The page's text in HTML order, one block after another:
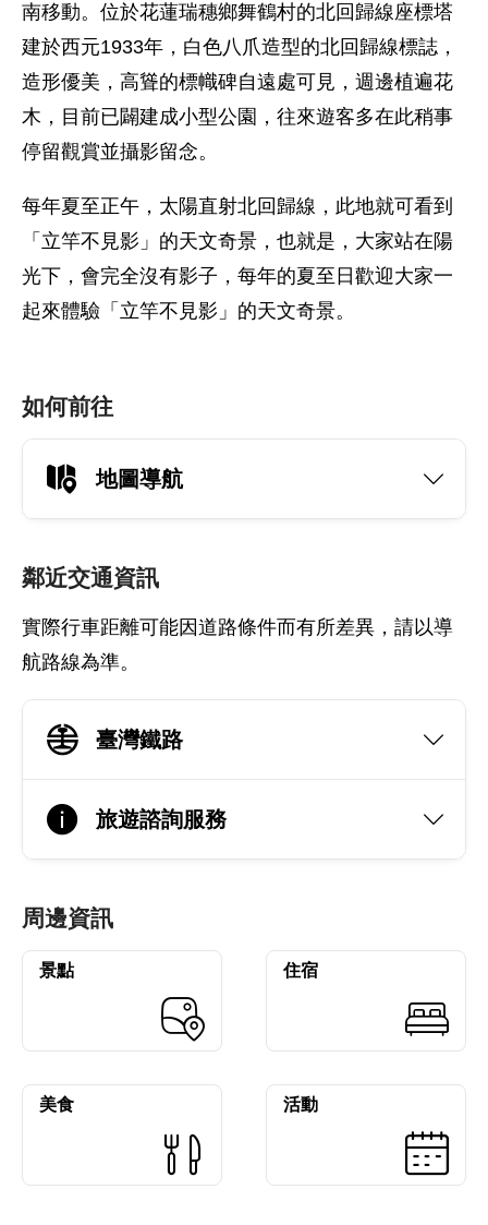
南移動。位於花蓮瑞穗鄉舞鶴村的北回歸線座標塔
建於西元1933年，白色八爪造型的北回歸線標誌，
造形優美，高聳的標幟碑自遠處可見，週邊植遍花
木，目前已闢建成小型公園，往來遊客多在此稍事
停留觀賞並攝影留念。
每年夏至正午，太陽直射北回歸線，此地就可看到
「立竿不見影」的天文奇景，也就是，大家站在陽
光下，會完全沒有影子，每年的夏至日歡迎大家一
起來體驗「立竿不見影」的天文奇景。
如何前往
地圖導航
鄰近交通資訊
實際行車距離可能因道路條件而有所差異，請以導
航路線為準。
臺灣鐵路
旅遊諮詢服務
周邊資訊
景點 住宿
美食 活動